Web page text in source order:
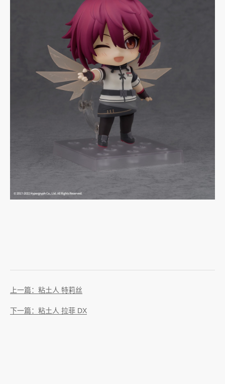
上一篇：粘土人 特莉丝
下一篇：粘土人 拉菲 DX